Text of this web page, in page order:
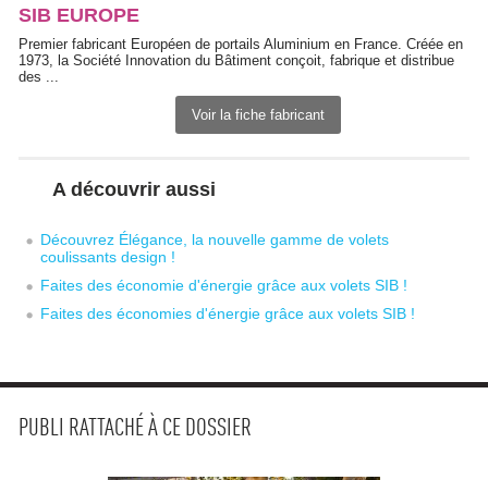
SIB EUROPE
Premier fabricant Européen de portails Aluminium en France. Créée en
1973, la Société Innovation du Bâtiment conçoit, fabrique et distribue
des ...
Voir la fiche fabricant
A découvrir aussi
Découvrez Élégance, la nouvelle gamme de volets
coulissants design !
Faites des économie d'énergie grâce aux volets SIB !
Faites des économies d'énergie grâce aux volets SIB !
PUBLI RATTACHÉ À CE DOSSIER